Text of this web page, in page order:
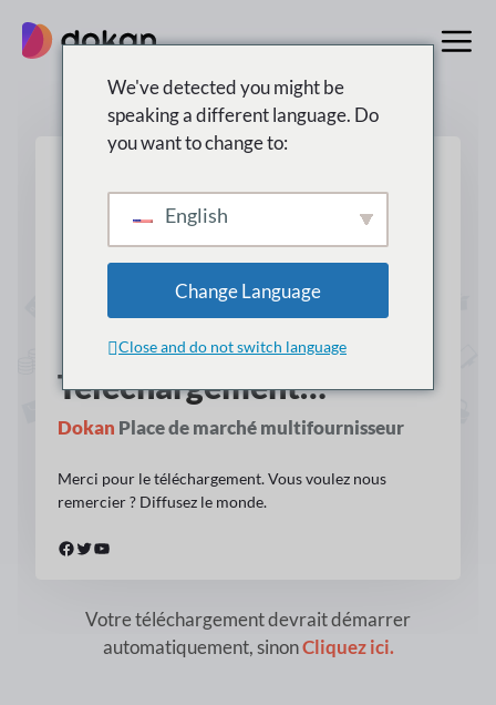
contenu
Téléchargement…
Dokan Place de marché multifournisseur
Merci pour le téléchargement. Vous voulez nous
remercier ? Diffusez le monde.
Facebook
Gazouillement
YouTube
Votre téléchargement devrait démarrer
automatiquement, sinonCliquez ici.
We've detected you might be
speaking a different language. Do
you want to change to:
English
Change Language
Close and do not switch language